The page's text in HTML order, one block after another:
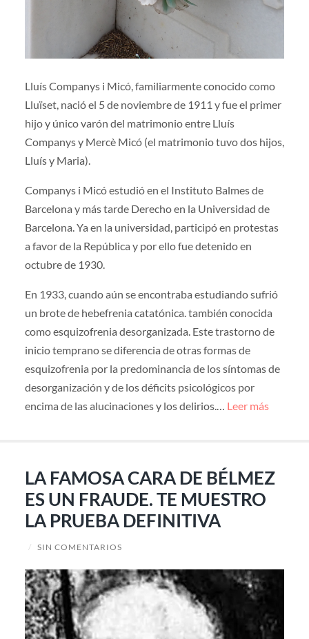
Lluís Companys i Micó, familiarmente conocido como
Lluïset, nació el 5 de noviembre de 1911 y fue el primer
hijo y único varón del matrimonio entre Lluís
Companys y Mercè Micó (el matrimonio tuvo dos hijos,
Lluís y Maria).
Companys i Micó estudió en el Instituto Balmes de
Barcelona y más tarde Derecho en la Universidad de
Barcelona. Ya en la universidad, participó en protestas
a favor de la República y por ello fue detenido en
octubre de 1930.
En 1933, cuando aún se encontraba estudiando sufrió
un brote de hebefrenia catatónica. también conocida
como esquizofrenia desorganizada. Este trastorno de
inicio temprano se diferencia de otras formas de
esquizofrenia por la predominancia de los síntomas de
desorganización y de los déficits psicológicos por
encima de las alucinaciones y los delirios.… Leer más
LA FAMOSA CARA DE BÉLMEZ
ES UN FRAUDE. TE MUESTRO
LA PRUEBA DEFINITIVA
/ SIN COMENTARIOS